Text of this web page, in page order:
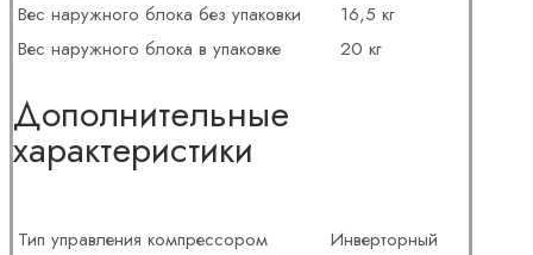
Вес наружного блока без упаковки
16,5 кг
Вес наружного блока в упаковке
20 кг
Дополнительные
характеристики
Тип управления компрессором
Инверторный